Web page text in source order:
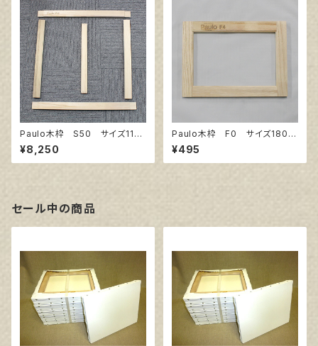
Paulo木枠 S50 サイズ116
7㎜×1167㎜
¥8,250
Paulo木枠 F0 サイズ180㎜
×140㎜
¥495
セール中の商品